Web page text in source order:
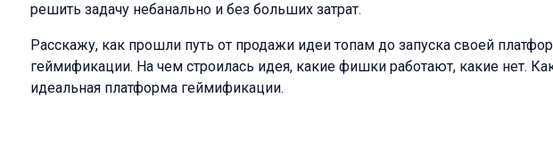
решить задачу небанально и без больших затрат.
Расскажу, как прошли путь от продажи идеи топам до запуска своей
геймификации. На чем строилась идея, какие фишки работают, какие нет.
идеальная платформа геймификации.